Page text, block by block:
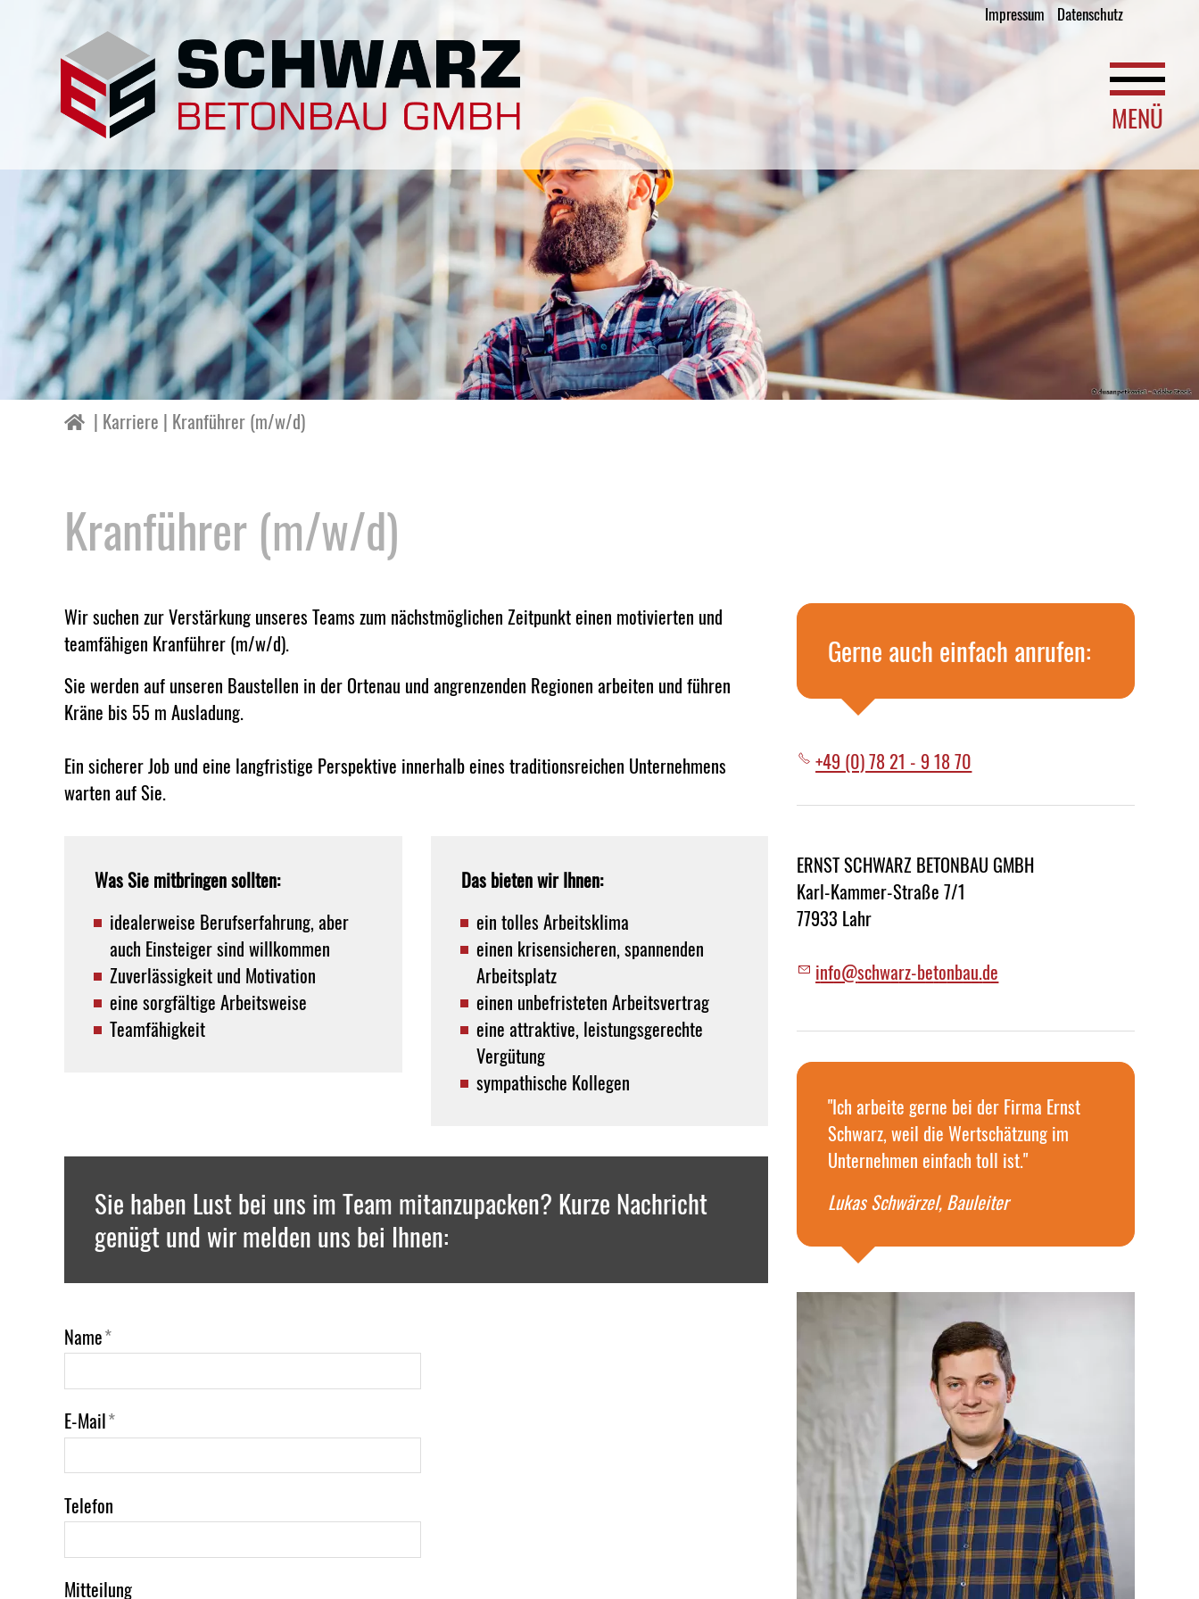
Impressum Datenschutz
Karriere Kranführer (m/w/d)
Kranführer (m/w/d)
Wir suchen zur Verstärkung unseres Teams zum nächstmöglichen Zeitpunkt einen motivierten und
teamfähigen Kranführer (m/w/d).
Sie werden auf unseren Baustellen in der Ortenau und angrenzenden Regionen arbeiten und führen
Kräne bis 55 m Ausladung.
Ein sicherer Job und eine langfristige Perspektive innerhalb eines traditionsreichen Unternehmens
warten auf Sie.
Was Sie mitbringen sollten:
idealerweise Berufserfahrung, aber
auch Einsteiger sind willkommen
Zuverlässigkeit und Motivation
eine sorgfältige Arbeitsweise
Teamfähigkeit
Das bieten wir Ihnen:
ein tolles Arbeitsklima
einen krisensicheren, spannenden
Arbeitsplatz
einen unbefristeten Arbeitsvertrag
eine attraktive, leistungsgerechte
Vergütung
sympathische Kollegen
Sie haben Lust bei uns im Team mitanzupacken? Kurze Nachricht
genügt und wir melden uns bei Ihnen:
Name*
E-Mail*
Telefon
Mitteilung
Gerne auch einfach anrufen:
+49 (0) 78 21 - 9 18 70
ERNST SCHWARZ BETONBAU GMBH
Karl-Kammer-Straße 7/1
77933 Lahr
nf
schw rz-b t nb d
"Ich arbeite gerne bei der Firma Ernst
Schwarz, weil die Wertschätzung im
Unternehmen einfach toll ist."
Lukas Schwärzel, Bauleiter